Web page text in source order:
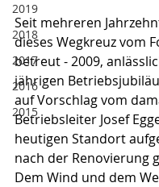
2019
2018
2017
2016
2015
Seit mehreren
dieses Wegkreuz vom
betreut - 2009,
jährigen
auf Vorschlag vom
Betriebsleiter Josef
heutigen Standort
nach der Renovierung
Dem Wind und dem